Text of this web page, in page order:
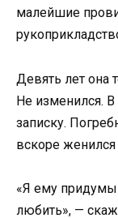
малейшие
Девять лет она
Не изменился. В
записку.
вскоре женился
«Я ему
любить», —